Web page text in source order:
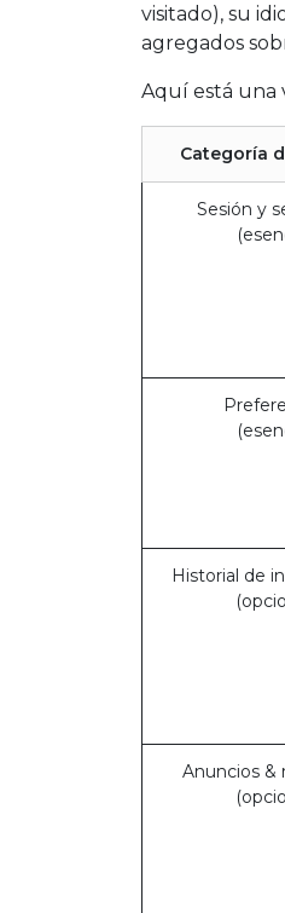
visitado), su
agregados
Aquí está una
Categoría
Sesión y
Historial de
Anuncios &